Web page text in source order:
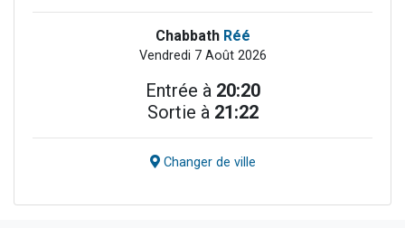
Chabbath Réé
Vendredi 7 Août 2026
Entrée à 20:20
Sortie à 21:22
Changer de ville